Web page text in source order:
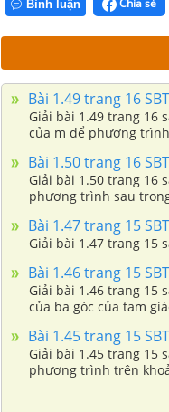
Bình luận Chia sẻ
Bài 1.49 trang 16
Giải bài 1.49 trang 16
của m để phương
Bài 1.50 trang 16
Giải bài 1.50 trang 16
phương trình sau
Bài 1.47 trang 15
Giải bài 1.47 trang 15
Bài 1.46 trang 15
Giải bài 1.46 trang 15
của ba góc của tam
Bài 1.45 trang 15
Giải bài 1.45 trang 15
phương trình trên